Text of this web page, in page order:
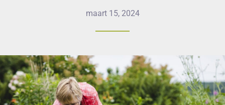
maart 15, 2024